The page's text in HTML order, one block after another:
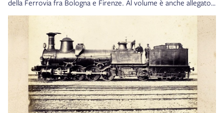
della Ferrovia fra Bologna e Firenze. Al volume è anche allegato
fornite alcune note più specifiche relative alla linea ferroviaria.
Panorama della strada-ferrata delli Appennini. Bologna, Pistoja,
Firenze, Bologna, Litografia Giulio Wenk, 1864. Collocazione:
BOERIS B. 452